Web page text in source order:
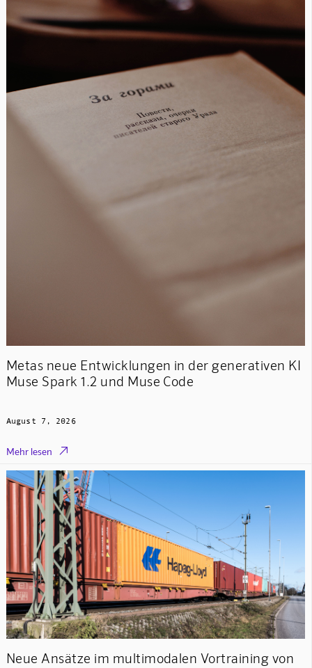
Metas neue Entwicklungen in der generativen KI
Muse Spark 1.2 und Muse Code
August 7, 2026
Mehr lesen 
Neue Ansätze im multimodalen Vortraining von